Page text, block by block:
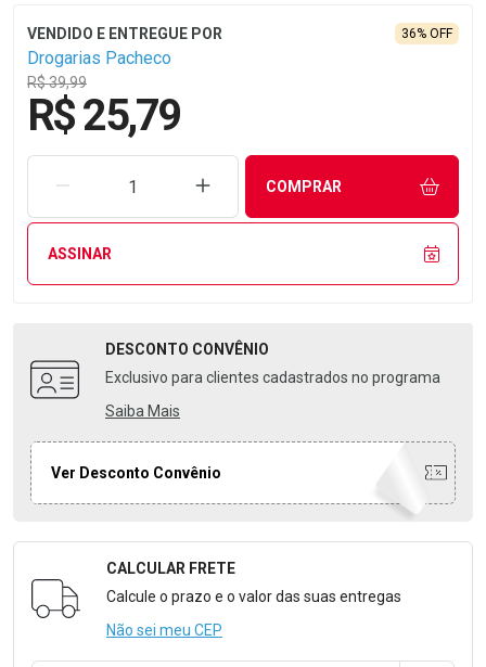
Drogarias Pacheco
R$ 39,99
36% OFF
R$ 25,79
REMOVER UMA UNIDADEAUMENTAR UMA UNIDADE
COMPRAR
ASSINAR
DESCONTO CONVÊNIO
Exclusivo para clientes cadastrados no programa
Saiba Mais
Ver Desconto Convênio
Formulário para Calcular o Frete
CALCULAR FRETE
Calcule o prazo e o valor das suas entregas
Não sei meu CEP